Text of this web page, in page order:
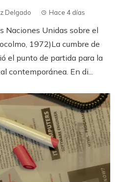
Delgado Hace 4 días
Naciones Unidas sobre el
1972)La cumbre de
el punto de partida para la
contemporánea. En di...